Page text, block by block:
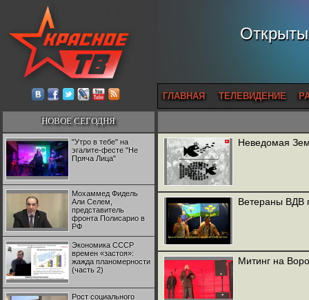
ГЛАВНАЯ ТЕЛЕВИДЕНИЕ
НОВОЕ СЕГОДНЯ
"Утро в тебе" на
эгалите-фесте "Не
Пряча Лица"
Мохаммед Фидель
Али Селем,
представитель
фронта Полисарио в
РФ
Экономика СССР
времен «застоя»:
жажда планомерности
(часть 2)
Рост социального
Неведомая
Ветераны ВДВ
Митинг на